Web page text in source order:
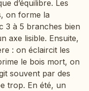
d’équilibre. Les
on forme la
3 à 5 branches bien
axe lisible. Ensuite,
: on éclaircit les
le bois mort, on
souvent par des
trop. En été, un